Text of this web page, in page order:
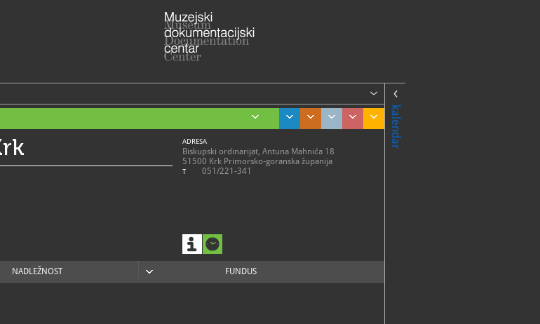
kalendar
ADRESA
Biskupski ordinarijat, Antuna Mahnića 18
51500 Krk Primorsko-goranska županija
T 051/221-341
NADLEŽNOST FUNDUS